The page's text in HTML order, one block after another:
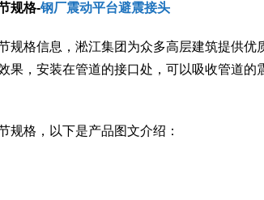
规格-钢厂震动平台避震接头
规格信息，淞江集团为众多高层建筑提供
果，安装在管道的接口处，可以吸收管道
规格，以下是产品图文介绍：